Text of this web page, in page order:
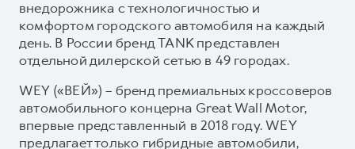
внедорожника с технологичностью и
комфортом городского автомобиля на каждый
день. В России бренд TANK представлен
отдельной дилерской сетью в 49 городах.
WEY («ВЕЙ») – бренд премиальных кроссоверов
автомобильного концерна Great Wall Motor,
впервые представленный в 2018 году. WEY
предлагает только гибридные автомобили,